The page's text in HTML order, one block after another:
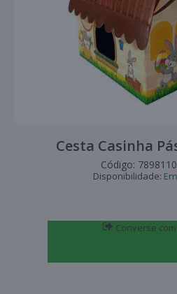
Cesta Casinha
Código:
Disponibilidade:
Converse